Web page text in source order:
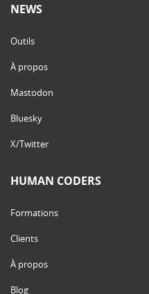
NEWS
Outils
À propos
Mastodon
Bluesky
X/Twitter
HUMAN CODERS
Formations
Clients
À propos
Blog